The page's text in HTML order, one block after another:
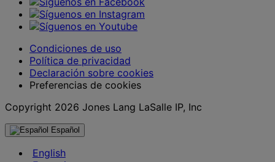
Condiciones de uso
Política de privacidad
Declaración sobre cookies
Preferencias de cookies
Copyright 2026 Jones Lang LaSalle IP, Inc
Español
English